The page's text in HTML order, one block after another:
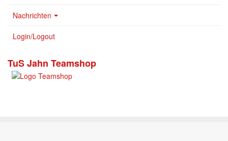
Nachrichten
Login/Logout
TuS Jahn Teamshop